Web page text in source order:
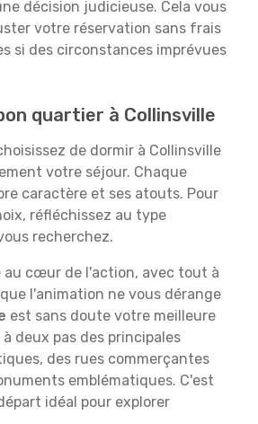
décision judicieuse. Cela vous
votre réservation sans frais
si des circonstances imprévues
quartier à Collinsville
de dormir à Collinsville
votre séjour. Chaque
caractère et ses atouts. Pour
réfléchissez au type
recherchez.
au cœur de l'action, avec tout à
l'animation ne vous dérange
est sans doute votre meilleure
deux pas des principales
des rues commerçantes
emblématiques. C'est
idéal pour explorer